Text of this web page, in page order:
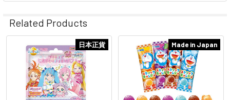
Related Products
Related
Products
日本正貨 Made in Japan